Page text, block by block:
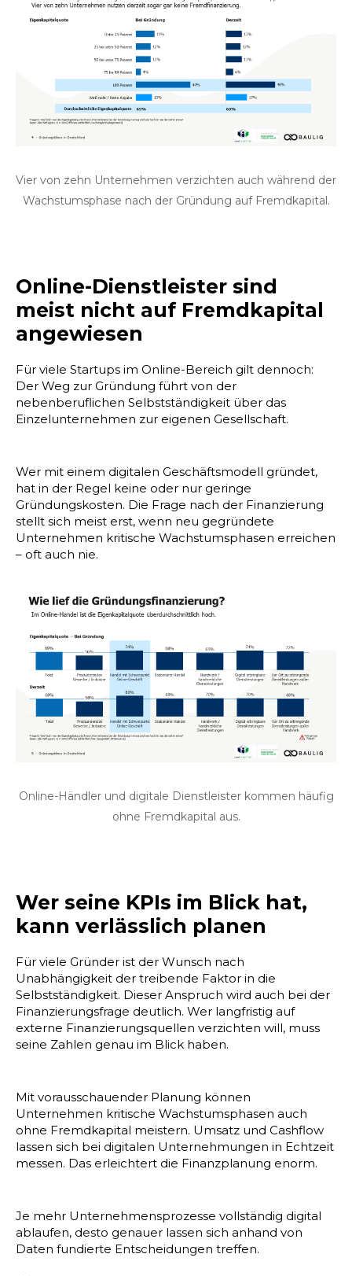
Vier von zehn Unternehmen verzichten auch während der
Wachstumsphase nach der Gründung auf Fremdkapital.
Online-Dienstleister sind
meist nicht auf Fremdkapital
angewiesen
Für viele Startups im Online-Bereich gilt dennoch:
Der Weg zur Gründung führt von der
nebenberuflichen Selbstständigkeit über das
Einzelunternehmen zur eigenen Gesellschaft.
Wer mit einem digitalen Geschäftsmodell gründet,
hat in der Regel keine oder nur geringe
Gründungskosten. Die Frage nach der Finanzierung
stellt sich meist erst, wenn neu gegründete
Unternehmen kritische Wachstumsphasen erreichen
– oft auch nie.
Online-Händler und digitale Dienstleister kommen häufig
ohne Fremdkapital aus.
Wer seine KPIs im Blick hat,
kann verlässlich planen
Für viele Gründer ist der Wunsch nach
Unabhängigkeit der treibende Faktor in die
Selbstständigkeit. Dieser Anspruch wird auch bei der
Finanzierungsfrage deutlich. Wer langfristig auf
externe Finanzierungsquellen verzichten will, muss
seine Zahlen genau im Blick haben.
Mit vorausschauender Planung können
Unternehmen kritische Wachstumsphasen auch
ohne Fremdkapital meistern. Umsatz und Cashflow
lassen sich bei digitalen Unternehmungen in Echtzeit
messen. Das erleichtert die Finanzplanung enorm.
Je mehr Unternehmensprozesse vollständig digital
ablaufen, desto genauer lassen sich anhand von
Daten fundierte Entscheidungen treffen.